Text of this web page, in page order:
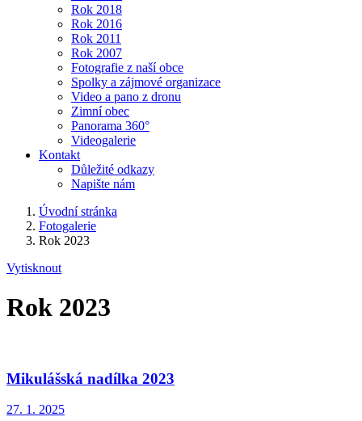
Rok 2018
Rok 2016
Rok 2011
Rok 2007
Fotografie z naší obce
Spolky a zájmové organizace
Video a pano z dronu
Zimní obec
Panorama 360°
Videogalerie
Kontakt
Důležité odkazy
Napište nám
Úvodní stránka
Fotogalerie
Rok 2023
Vytisknout
Rok 2023
Mikulášská nadílka 2023
27. 1. 2025